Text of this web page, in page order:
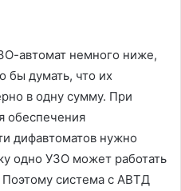
автомат немного ниже,
думать, что их
в одну сумму. При
обеспечения
дифавтоматов нужно
одно УЗО может работать
система с АВТД